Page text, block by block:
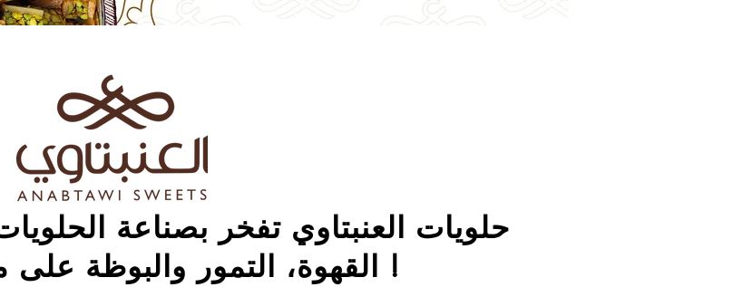
حلويات العنبتاوي تفخر بصناعة
القهوة، التمور والبوظة على مدى 48 عام !